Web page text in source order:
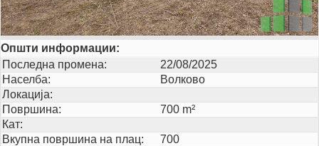
EN
GO!
Општи информации:
Последна промена:
22/08/2025
Населба:
Волково
Локација:
Површина:
700 m²
Кат:
Вкупна површина на плац:
700